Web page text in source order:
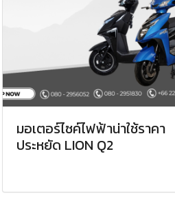
มอเตอร์ไซค์ไฟฟ้าน่าใช้ราคา
ประหยัด LION Q2